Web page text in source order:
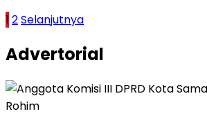
Paginasi
1 2Selanjutnya
Advertorial